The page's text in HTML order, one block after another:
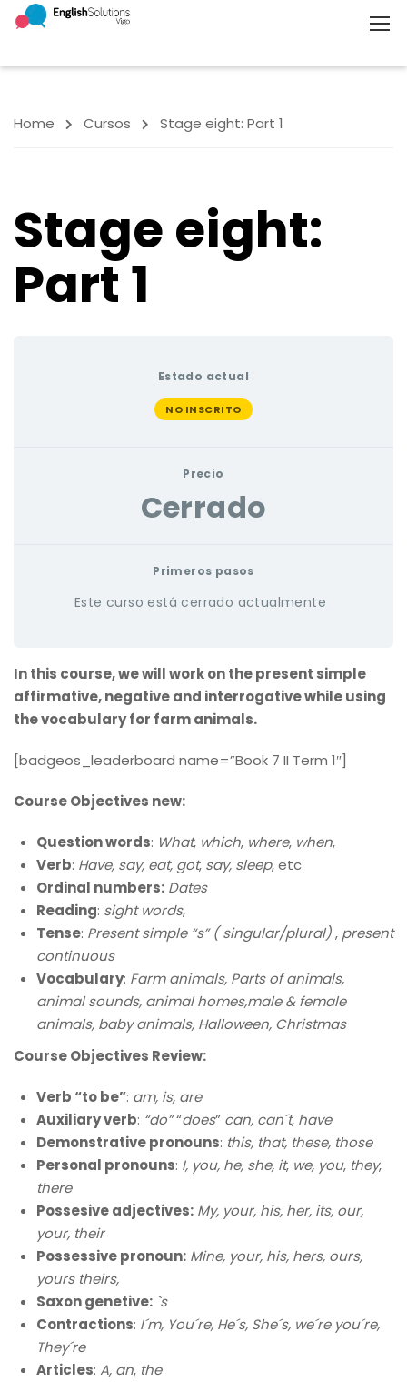
Home Cursos Stage eight: Part 1
Stage eight:
Part 1
Estado actual
NO INSCRITO
Precio
Cerrado
Primeros pasos
Este curso está cerrado actualmente
In this course, we will work on the present simple
affirmative, negative and interrogative while using
the vocabulary for farm animals.
[badgeos_leaderboard name=”Book 7 II Term 1″]
Course Objectives new:
Question words: What, which, where, when,
Verb: Have, say, eat, got, say, sleep, etc
Ordinal numbers: Dates
Reading: sight words,
Tense: Present simple “s” ( singular/plural), present
continuous
Vocabulary: Farm animals, Parts of animals,
animal sounds, animal homes,male & female
animals, baby animals, Halloween, Christmas
Course Objectives Review:
Verb “to be”: am, is, are
Auxiliary verb: “do”“does” can, can´t, have
Demonstrative pronouns: this, that, these, those
Personal pronouns: I, you, he, she, it, we, you, they,
there
Possesive adjectives: My, your, his, her, its, our,
your, their
Possessive pronoun: Mine, your, his, hers, ours,
yours theirs,
Saxon genetive: `s
Contractions: I´m, You´re, He´s, She´s, we´re you´re,
They´re
Articles: A, an, the